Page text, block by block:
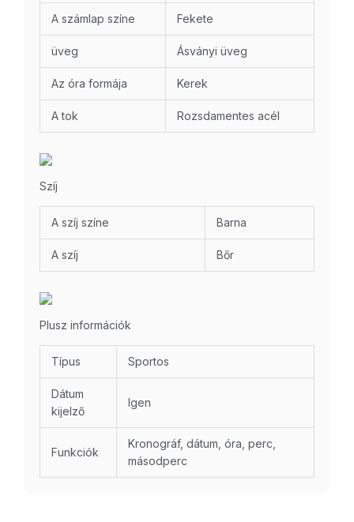
A számlap színe Fekete
üveg Ásványi üveg
Az óra formája Kerek
A tok Rozsdamentes acél
Szíj
A szíj színe Barna
A szíj Bőr
Plusz információk
Típus Sportos
Dátum
kijelző
Igen
Funkciók
Kronográf, dátum, óra, perc,
másodperc